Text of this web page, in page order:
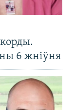
6 жніўня